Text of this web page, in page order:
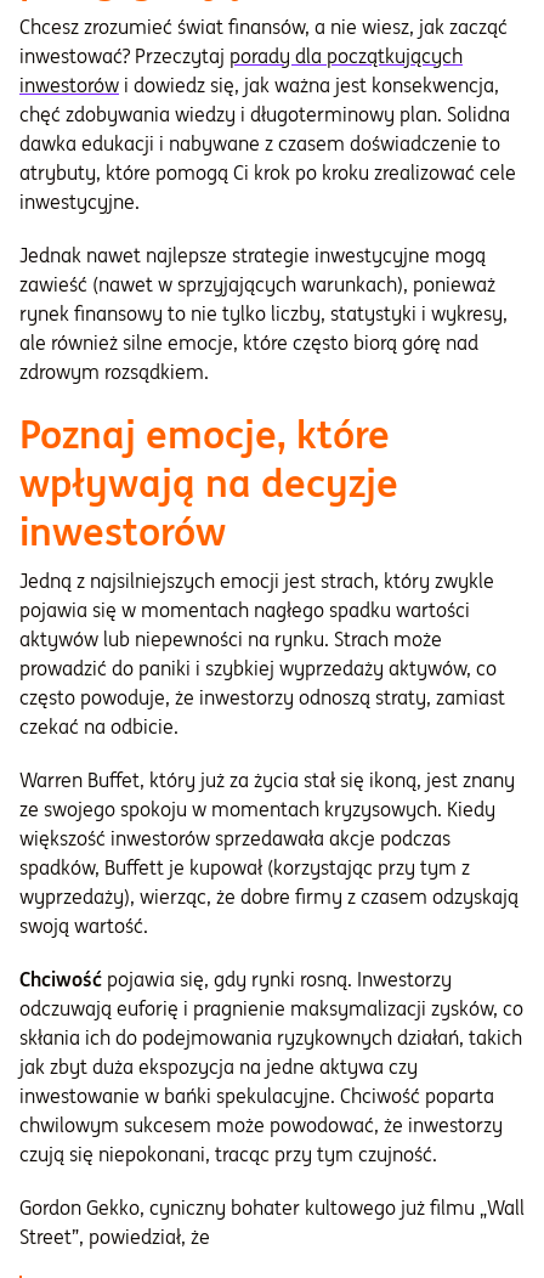
Chcesz zrozumieć świat finansów, a nie wiesz, jak zacząć
inwestować? Przeczytaj porady dla początkujących
inwestorów i dowiedz się, jak ważna jest konsekwencja,
chęć zdobywania wiedzy i długoterminowy plan. Solidna
dawka edukacji i nabywane z czasem doświadczenie to
atrybuty, które pomogą Ci krok po kroku zrealizować cele
inwestycyjne.
Jednak nawet najlepsze strategie inwestycyjne mogą
zawieść (nawet w sprzyjających warunkach), ponieważ
rynek finansowy to nie tylko liczby, statystyki i wykresy,
ale również silne emocje, które często biorą górę nad
zdrowym rozsądkiem.
Poznaj emocje, które
wpływają na decyzje
inwestorów
Jedną z najsilniejszych emocji jest strach, który zwykle
pojawia się w momentach nagłego spadku wartości
aktywów lub niepewności na rynku. Strach może
prowadzić do paniki i szybkiej wyprzedaży aktywów, co
często powoduje, że inwestorzy odnoszą straty, zamiast
czekać na odbicie.
Warren Buffet, który już za życia stał się ikoną, jest znany
ze swojego spokoju w momentach kryzysowych. Kiedy
większość inwestorów sprzedawała akcje podczas
spadków, Buffett je kupował (korzystając przy tym z
wyprzedaży), wierząc, że dobre firmy z czasem odzyskają
swoją wartość.
Chciwość pojawia się, gdy rynki rosną. Inwestorzy
odczuwają euforię i pragnienie maksymalizacji zysków, co
skłania ich do podejmowania ryzykownych działań, takich
jak zbyt duża ekspozycja na jedne aktywa czy
inwestowanie w bańki spekulacyjne. Chciwość poparta
chwilowym sukcesem może powodować, że inwestorzy
czują się niepokonani, tracąc przy tym czujność.
Gordon Gekko, cyniczny bohater kultowego już filmu „Wall
Street”, powiedział, że